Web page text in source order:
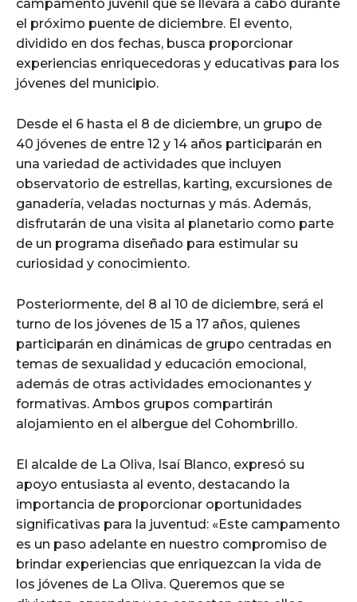
campamento juvenil que se llevará a cabo durante
el próximo puente de diciembre. El evento,
dividido en dos fechas, busca proporcionar
experiencias enriquecedoras y educativas para los
jóvenes del municipio.
Desde el 6 hasta el 8 de diciembre, un grupo de
40 jóvenes de entre 12 y 14 años participarán en
una variedad de actividades que incluyen
observatorio de estrellas, karting, excursiones de
ganadería, veladas nocturnas y más. Además,
disfrutarán de una visita al planetario como parte
de un programa diseñado para estimular su
curiosidad y conocimiento.
Posteriormente, del 8 al 10 de diciembre, será el
turno de los jóvenes de 15 a 17 años, quienes
participarán en dinámicas de grupo centradas en
temas de sexualidad y educación emocional,
además de otras actividades emocionantes y
formativas. Ambos grupos compartirán
alojamiento en el albergue del Cohombrillo.
El alcalde de La Oliva, Isaí Blanco, expresó su
apoyo entusiasta al evento, destacando la
importancia de proporcionar oportunidades
significativas para la juventud: «Este campamento
es un paso adelante en nuestro compromiso de
brindar experiencias que enriquezcan la vida de
los jóvenes de La Oliva. Queremos que se